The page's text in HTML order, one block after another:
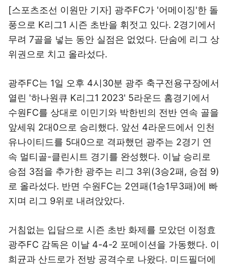
[스포츠조선 이원만 기자] 광주FC가 '어메이징'한 돌
풍으로 K리그1 시즌 초반을 휘젓고 있다. 2경기에서
무려 7골을 넣는 동안 실점은 없었다. 단숨에 리그 상
위권으로 치고 올라섰다.
광주FC는 1일 오후 4시30분 광주 축구전용구장에서
열린 '하나원큐 K리그1 2023' 5라운드 홈경기에서
수원FC를 상대로 이민기와 박한빈의 전반 연속 골을
앞세워 2대0으로 승리했다. 앞선 4라운드에서 인천
유나이티드를 5대0으로 격파했던 광주는 2경기 연
속 멀티골-클린시트 경기를 완성했다. 이날 승리로
승점 3점을 추가한 광주는 리그 3위(3승2패, 승점 9)
로 올라섰다. 반면 수원FC는 2연패(1승1무3패)에 빠
지며 리그 9위로 내려앉았다.
거침없는 입담으로 시즌 초반 화제를 모았던 이정효
광주FC 감독은 이날 4-4-2 포메이션을 가동했다. 이
희균과 산드로가 전방 공격수로 나왔다. 미드필더에